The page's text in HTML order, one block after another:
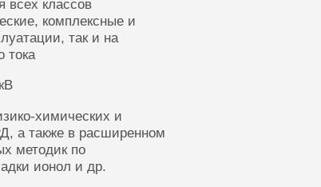
всех классов
комплексные и
так и на
тока
химических и
а также в расширенном
методик по
ионол и др.